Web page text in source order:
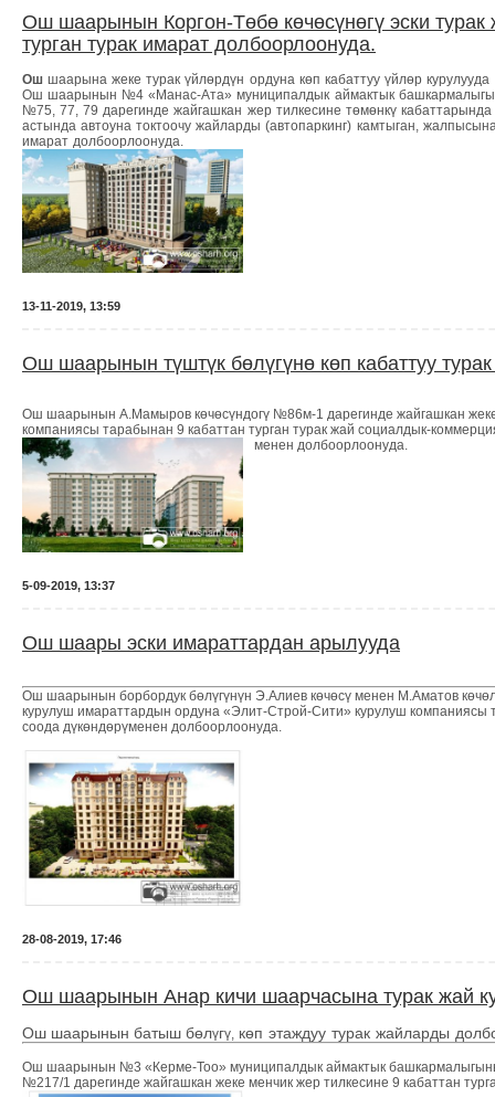
Ош шаарынын Коргон-Төбө көчөсүнөгү эски
турган турак имарат долбоорлоонуда.
Ош шаарына жекетурак үйлөрдүн ордуна көп кабаттуу үйлөр курулууда
Ош шаарынын №4 « Манас-Ата»муниципалдык аймактык
№75, 77, 79 дарегинде жайгашкан жер тилкесине төмөнкү
астында автоуна токтоочу жайларды (автопаркинг) камтыган,
имаратдолбоорлоонуда.
13-11-2019, 13:59
Ош шаарынын түштүк бөлүгүнө көп кабаттуу
Ош шаарынын А.Мамыров көчөсүндогү №86м-1 дарегинде жайгашкан
компаниясы тарабынан 9 кабаттан турган турак жай социалдык-
менен долбоорлоонуда.
5-09-2019, 13:37
Ош шаары эски имараттардан арылууда
Ош шаарынын борбордук бөлүгүнүн Э.Алиев көчөсү менен М.Аматов
курулуш имараттардын ордуна «Элит-Строй-Сити» курулуш компаниясы
соода дүкөндөрүменен долбоорлоонуда.
28-08-2019, 17:46
Ош шаарынын Анар кичи шаарчасына турак жай
Ош шаарынын батыш бөлүгү, көп этаждуу турак жайларды
Ош шаарынын №3 «Керме-Тоо» муниципалдык аймактык
№217/1 дарегинде жайгашкан жеке менчик жер тилкесине 9 кабаттан